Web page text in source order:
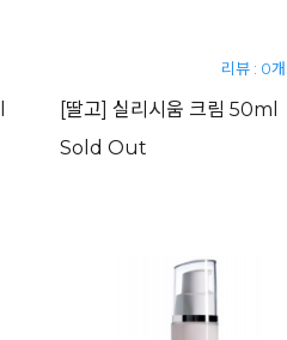
리뷰 : 0개
[딸고] 실리시움 크림 50ml
Sold Out